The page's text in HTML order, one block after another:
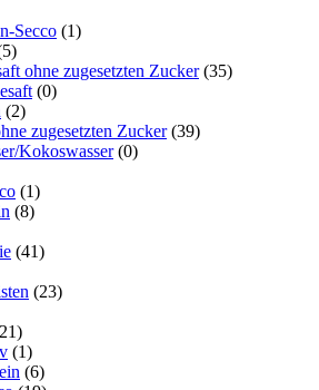
Secco (1)
ohne zugesetzten Zucker (35)
(0)
(2)
zugesetzten Zucker (39)
Kokoswasser (0)
(1)
(8)
(41)
(23)
(1)
(6)